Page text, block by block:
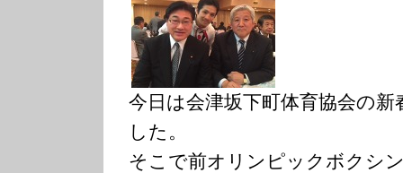
今日は会津坂下町体育協会の
した。
そこで前オリンピックボクシ